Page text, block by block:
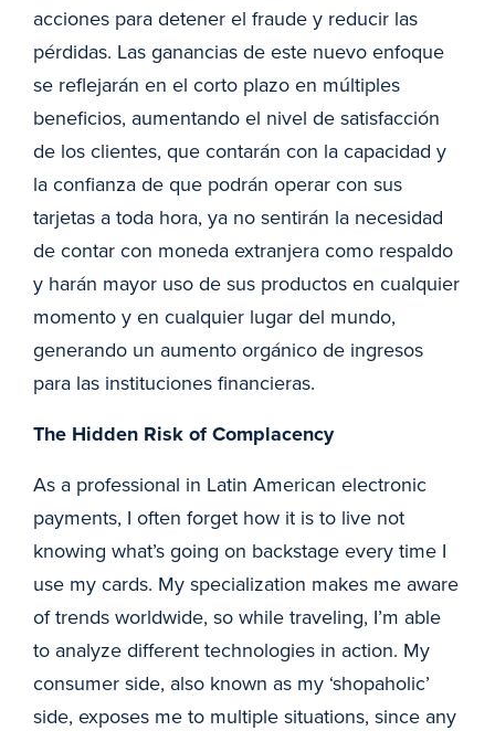
acciones para detener el fraude y reducir las
pérdidas. Las ganancias de este nuevo enfoque
se reflejarán en el corto plazo en múltiples
beneficios, aumentando el nivel de satisfacción
de los clientes, que contarán con la capacidad y
la confianza de que podrán operar con sus
tarjetas a toda hora, ya no sentirán la necesidad
de contar con moneda extranjera como respaldo
y harán mayor uso de sus productos en cualquier
momento y en cualquier lugar del mundo,
generando un aumento orgánico de ingresos
para las instituciones financieras.
The Hidden Risk of Complacency
As a professional in Latin American electronic
payments, I often forget how it is to live not
knowing what’s going on backstage every time I
use my cards. My specialization makes me aware
of trends worldwide, so while traveling, I’m able
to analyze different technologies in action. My
consumer side, also known as my ‘shopaholic’
side, exposes me to multiple situations, since any